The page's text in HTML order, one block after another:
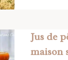
Jus de
maison